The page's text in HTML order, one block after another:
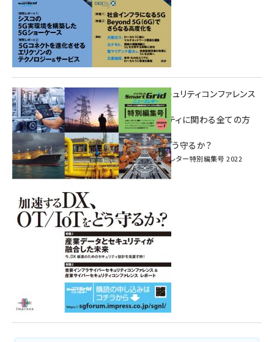
重要インフラサイバーセキュリティコンファレンス
特別電子版！
― 産業サイバーセキュリティに関わる全ての方
へ！ ―
加速するDX、OT/IoTをどう守るか？
インプレス SmartGridニューズレター特別編集号 2022
Vol.1